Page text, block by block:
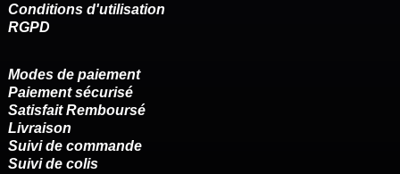
Conditions d'utilisation
RGPD
Modes de paiement
Paiement sécurisé
Satisfait Remboursé
Livraison
Suivi de commande
Suivi de colis